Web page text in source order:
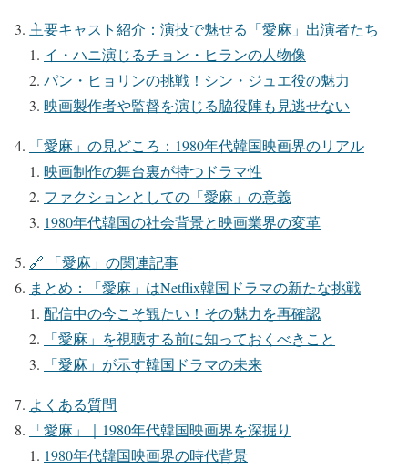
主要キャスト紹介：演技で魅せる「愛麻」出演者たち
イ・ハニ演じるチョン・ヒランの人物像
パン・ヒョリンの挑戦！シン・ジュエ役の魅力
映画製作者や監督を演じる脇役陣も見逃せない
「愛麻」の見どころ：1980年代韓国映画界のリアル
映画制作の舞台裏が持つドラマ性
ファクションとしての「愛麻」の意義
1980年代韓国の社会背景と映画業界の変革
🔗 「愛麻」の関連記事
まとめ：「愛麻」はNetflix韓国ドラマの新たな挑戦
配信中の今こそ観たい！その魅力を再確認
「愛麻」を視聴する前に知っておくべきこと
「愛麻」が示す韓国ドラマの未来
よくある質問
「愛麻」｜1980年代韓国映画界を深掘り
1980年代韓国映画界の時代背景